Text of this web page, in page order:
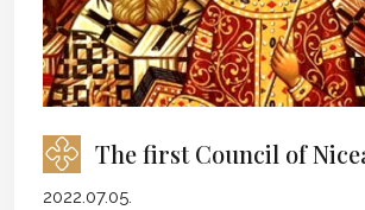
The first Council of
2022.07.05.